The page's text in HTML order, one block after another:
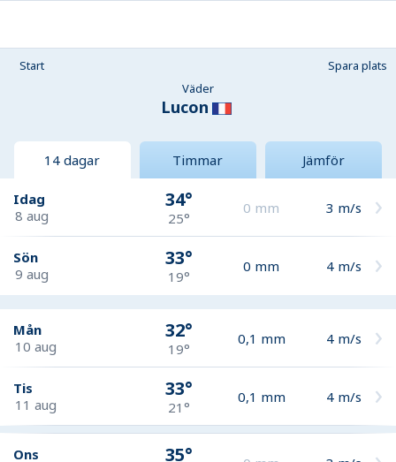
Start
Spara plats
Väder
Lucon
14 dagar Timmar Jämför
Idag
8 aug
34°
25°
0 mm 3 m/s
Sön
9 aug
33°
19°
0 mm 4 m/s
Mån
10 aug
32°
19°
0,1 mm 4 m/s
Tis
11 aug
33°
21°
0,1 mm 4 m/s
Ons
35°